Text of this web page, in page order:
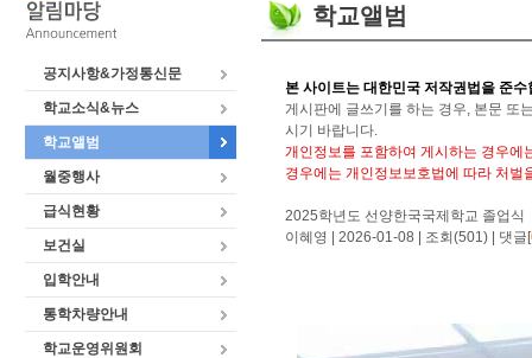
공지사항&가정통신문
학교소식&뉴스
학교앨범
월중행사
급식현황
보건실
입학안내
통학차량안내
학교운영위원회
학교앨범
본 사이트는 대한민국 저작권법을 준수
게시판에 글쓰기를 하는 경우, 본문 또
시기 바랍니다.
개인정보를 포함하여 게시하는 경우에
경우에는 개인정보보호법에 따라 처벌
2025학년도 선양한국국제학교 졸업식
이혜영 | 2026-01-08 | 조회(501) | 댓글[